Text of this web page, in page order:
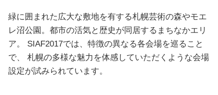
緑に囲まれた広大な敷地を有する札幌芸術の森やモエ
レ沼公園。都市の活気と歴史が同居するまちなかエリ
ア。 SIAF2017では、特徴の異なる各会場を巡ること
で、 札幌の多様な魅力を体感していただくような会場
設定が試みられています。